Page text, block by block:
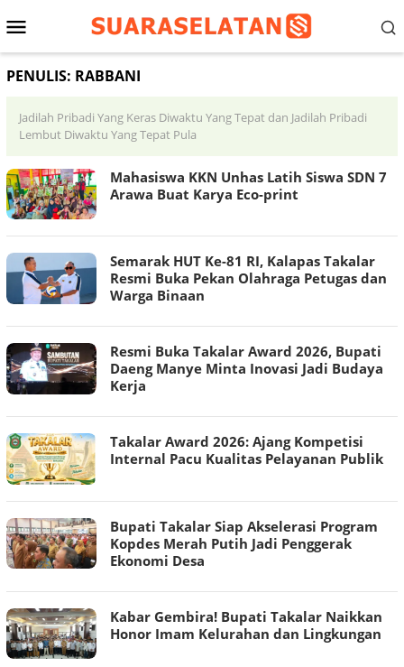
ke
Menu
Mobile
PENULIS: RABBANI
Jadilah Pribadi Yang Keras Diwaktu Yang Tepat dan Jadilah Pribadi
Lembut Diwaktu Yang Tepat Pula
Mahasiswa KKN Unhas Latih Siswa SDN 7
Arawa Buat Karya Eco-print
Semarak HUT Ke-81 RI, Kalapas Takalar
Resmi Buka Pekan Olahraga Petugas dan
Warga Binaan
Resmi Buka Takalar Award 2026, Bupati
Daeng Manye Minta Inovasi Jadi Budaya
Kerja
Takalar Award 2026: Ajang Kompetisi
Internal Pacu Kualitas Pelayanan Publik
Bupati Takalar Siap Akselerasi Program
Kopdes Merah Putih Jadi Penggerak
Ekonomi Desa
Kabar Gembira! Bupati Takalar Naikkan
Honor Imam Kelurahan dan Lingkungan